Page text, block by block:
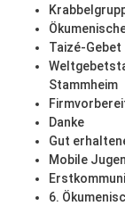
Taizé-Gebet
Stammheim
Danke
Gut
Mobile
6.